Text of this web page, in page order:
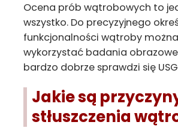
Ocena prób wątrobowych to
wszystko. Do precyzyjnego
funkcjonalności wątroby
wykorzystać badania
bardzo dobrze sprawdzi się
Jakie są
stłuszczenia